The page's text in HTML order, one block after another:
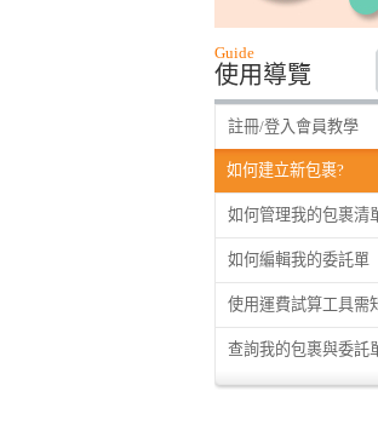
Guide
使用導覽
註冊/登入會員教學
如何建立新包裹?
如何管理我的包裹清
如何編輯我的委託單
使用運費試算工具需知
查詢我的包裹與委託